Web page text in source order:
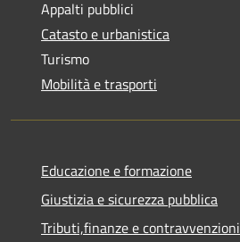
Appalti pubblici
Catasto e urbanistica
Turismo
Mobilità e trasporti
Educazione e formazione
Giustizia e sicurezza pubblica
Tributi,finanze e contravvenzioni